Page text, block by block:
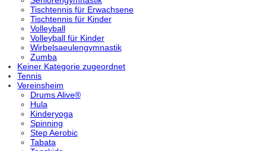
Tischtennis für Erwachsene
Tischtennis für Kinder
Volleyball
Volleyball für Kinder
Wirbelsaeulengymnastik
Zumba
Keiner Kategorie zugeordnet
Tennis
Vereinsheim
Drums Alive®
Hula
Kinderyoga
Spinning
Step Aerobic
Tabata